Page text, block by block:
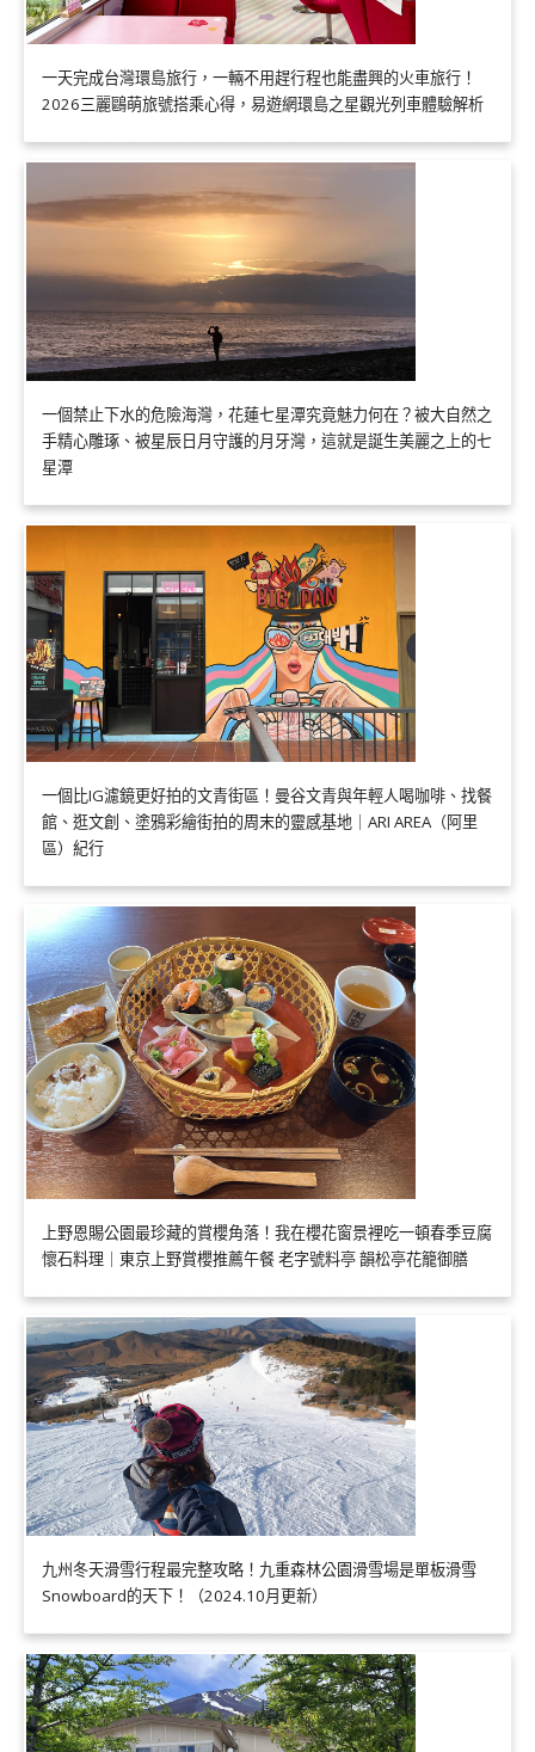
一天完成台灣環島旅行，一輛不用趕行程也能盡興的火車旅行！
2026三麗鷗萌旅號搭乘心得，易遊網環島之星觀光列車體驗解析
一個禁止下水的危險海灣，花蓮七星潭究竟魅力何在？被大自然之
手精心雕琢、被星辰日月守護的月牙灣，這就是誕生美麗之上的七
星潭
一個比IG濾鏡更好拍的文青街區！曼谷文青與年輕人喝咖啡、找餐
館、逛文創、塗鴉彩繪街拍的周末的靈感基地｜ARI AREA（阿里
區）紀行
上野恩賜公園最珍藏的賞櫻角落！我在櫻花窗景裡吃一頓春季豆腐
懷石料理｜東京上野賞櫻推薦午餐 老字號料亭 韻松亭花籠御膳
九州冬天滑雪行程最完整攻略！九重森林公園滑雪場是單板滑雪
Snowboard的天下！（2024.10月更新）